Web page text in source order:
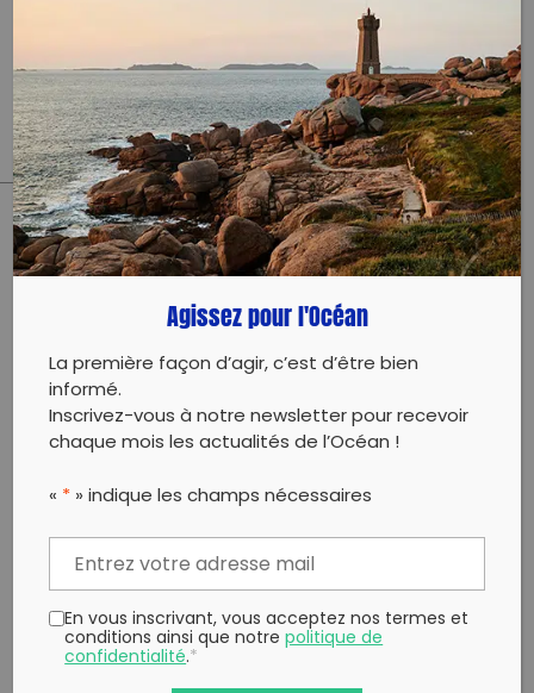
RDV parking place République / Boulodrome
PARTAGER CET ARTICLE:
Partager sur Facebook
Partager sur
Envoyer à
Copy to clipboardAgissez pour l'Océan
La première façon d’agir, c’est d’être bien
informé.
Inscrivez-vous à notre newsletter pour recevoir
chaque mois les actualités de l’Océan !
« * » indique les champs nécessaires
En vous inscrivant, vous acceptez nos termes et
conditions ainsi que notrepolitique de
confidentialité.*